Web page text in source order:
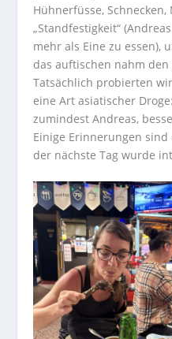
Hühnerfüsse,
„Standfestigkeit“
mehr als Eine zu essen),
das auftischen nahm
Tatsächlich probierten
eine Art asiatischer
zumindest Andreas,
Einige Erinnerungen
der nächste Tag wurde